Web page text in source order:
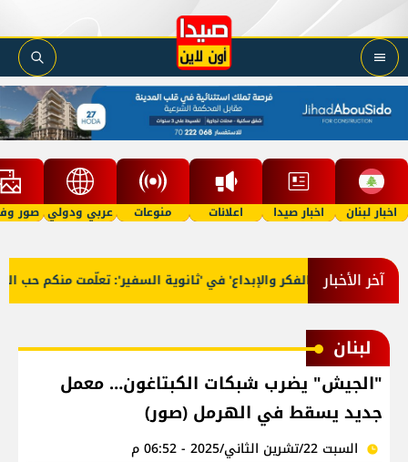
اخبار لبنان اخبار صيدا اعلانات منوعات عربي ودولي صور
آخر الأخبار
'فوج الفكر والإبداع' في 'ثانوية السفير': تعلّمت منكم حب الوطن
لبنان
"الجيش" يضرب شبكات الكبتاغون… معمل
جديد يسقط في الهرمل (صور)
السبت 22/تشرين الثاني/2025 - 06:52 م